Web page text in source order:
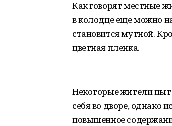
Как говорят местные
в колодце еще можно
становится мутной.
цветная пленка.
Некоторые жители
себя во дворе, однако
повышенное